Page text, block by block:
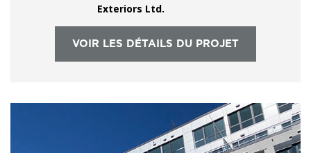
Exteriors Ltd.
VOIR LES DÉTAILS DU PROJET